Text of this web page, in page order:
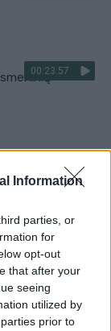
Information
parties, or
for
opt-out
that after your
seeing
utilized by
prior to
00:23:57
00:00:40
du